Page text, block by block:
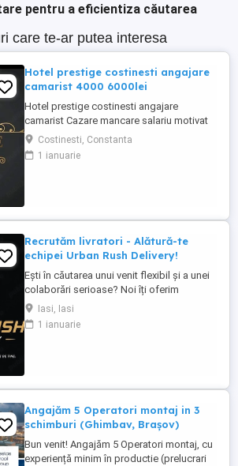
pentru a eficientiza căutarea
care te-ar putea interesa
Hotel prestige costinesti angajare
camarist 4000 6000lei
Hotel prestige costinesti angajare
camarist Cazare mancare salariu motivat
4000 6000
Costinesti, Constanta
1 ianuarie
Recrutăm livratori - Alătură-te
echipei Urban Rush Delivery!
Ești în căutarea unui venit flexibil și a unei
colaborări serioase? Noi îți oferim
posibilitatea să livrezi prin cele mai mari
platforme de livrare din România, într-un
mediu profesionist și transparent. Ce îți
Iasi, Iasi
1 ianuarie
Angajăm 5 Operatori montaj in 3
schimburi (Ghimbav, Brașov)
Bun venit! Angajăm 5 Operatori montaj, cu
experiență minim în productie (prelucrari